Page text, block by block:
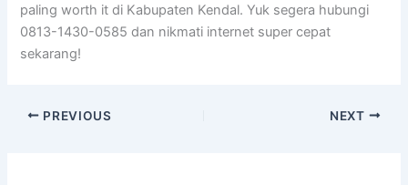
paling worth it di Kabupaten Kendal. Yuk segera hubungi
0813-1430-0585 dan nikmati internet super cepat
sekarang!
PREVIOUS NEXT